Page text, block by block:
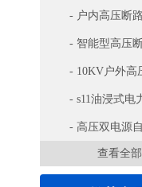
- 户内高压断
- 智能型高压
- 10KV户外高
- s11油浸式电
- 高压双电源
查看全部